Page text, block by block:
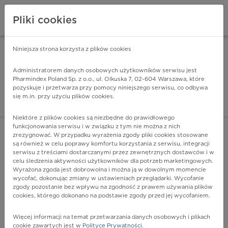
Pharmindex - lider
ZALOGUJ SIĘ
C46.1 - Mięsak Kaposiego tkanki miękkiej
Więcej na lekiicd10.pl
Pliki cookies
Niniejsza strona korzysta z plików cookies
Administratorem danych osobowych użytkowników serwisu jest
Pharmindex Poland Sp. z o.o., ul. Olkuska 7, 02-604 Warszawa, które
pozyskuje i przetwarza przy pomocy niniejszego serwisu, co odbywa
się m.in. przy użyciu plików cookies.
Niektóre z plików cookies są niezbędne do prawidłowego
funkcjonowania serwisu i w związku z tym nie można z nich
zrezygnować. W przypadku wyrażenia zgody pliki cookies stosowane
są również w celu poprawy komfortu korzystania z serwisu, integracji
serwisu z treściami dostarczanymi przez zewnętrznych dostawców i w
celu śledzenia aktywności użytkowników dla potrzeb marketingowych.
Wyrażona zgoda jest dobrowolna i można ją w dowolnym momencie
wycofać, dokonując zmiany w ustawieniach przeglądarki. Wycofanie
zgody pozostanie bez wpływu na zgodność z prawem używania plików
cookies, którego dokonano na podstawie zgody przed jej wycofaniem.
Więcej informacji na temat przetwarzania danych osobowych i plikach
cookie zawartych jest w Polityce Prywatności.
ZA DARMO - w Google Play INSTALUJ